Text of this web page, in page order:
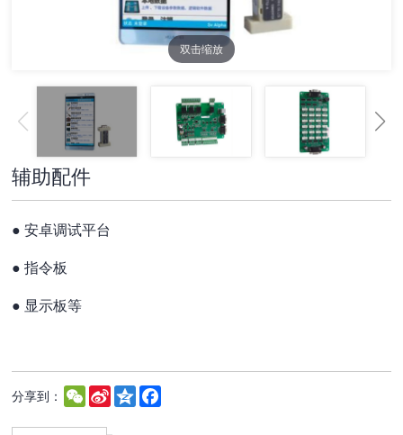
双击缩放
辅助配件
● 安卓调试平台
● 指令板
● 显示板等
分享到： WeChat
Sina
Weibo
Qzone